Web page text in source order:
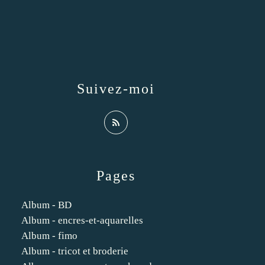
Pages
Album - BD
Album - encres-et-aquarelles
Album - fimo
Album - tricot et broderie
Suivez-moi